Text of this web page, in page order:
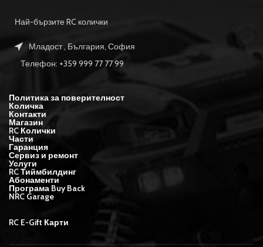
Най-бързите RC колички
Младост , България, София
Телефон: +359 999 77 77 99
Политика за поверителност
Количка
Контакти
Магазин
RC Колички
Части
Гаранция
Сервиз и ремонт
Услуги
RC Тиймбилдинг
Абонаменти
Програма Buy Back
NRC Garage
RC E-Gift Карти